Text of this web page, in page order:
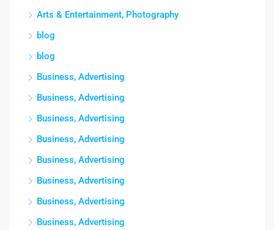
Arts & Entertainment, Photography
blog
blog
Business, Advertising
Business, Advertising
Business, Advertising
Business, Advertising
Business, Advertising
Business, Advertising
Business, Advertising
Business, Advertising